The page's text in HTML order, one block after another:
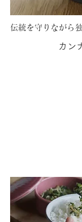
伝統を守りながら
カン